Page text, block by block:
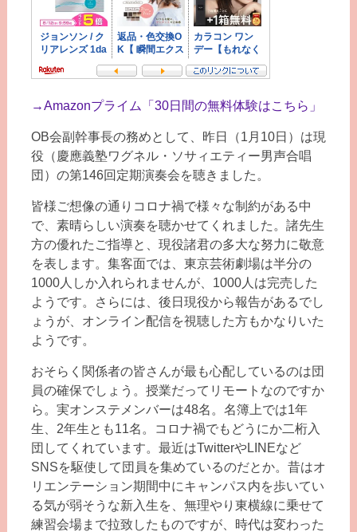
→Amazonプライム「30日間の無料体験はこちら」
OB会副幹事長の務めとして、昨日（1月10日）は現
役（慶應義塾ワグネル・ソサィエティー男声合唱
団）の第146回定期演奏会を聴きました。
皆様ご想像の通りコロナ禍で様々な制約がある中
で、素晴らしい演奏を聴かせてくれました。諸先生
方の優れたご指導と、現役諸君の多大な努力に敬意
を表します。集客面では、東京芸術劇場は半分の
1000人しか入れられませんが、1000人は完売した
ようです。さらには、後日現役から報告があるでし
ょうが、オンライン配信を視聴した方もかなりいた
ようです。
おそらく関係者の皆さんが最も心配しているのは団
員の確保でしょう。授業だってリモートなのですか
ら。実オンステメンバーは48名。名簿上では1年
生、2年生とも11名。コロナ禍でもどうにか二桁入
団してくれています。最近はTwitterやLINEなど
SNSを駆使して団員を集めているのだとか。昔はオ
リエンテーション期間中にキャンパス内を歩いてい
る気が弱そうな新入生を、無理やり東横線に乗せて
練習会場まで拉致したものですが、時代は変わった